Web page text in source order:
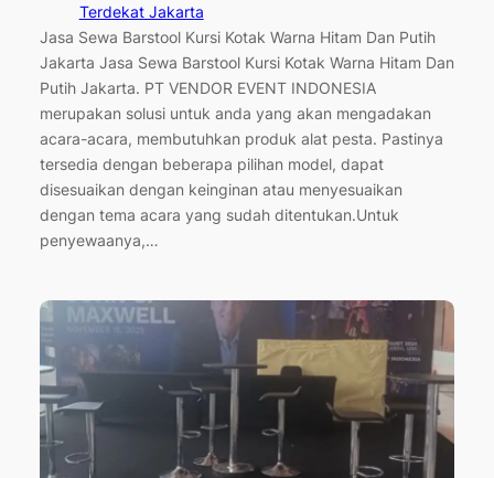
Terdekat Jakarta
Jasa Sewa Barstool Kursi Kotak Warna Hitam Dan Putih
Jakarta Jasa Sewa Barstool Kursi Kotak Warna Hitam Dan
Putih Jakarta. PT VENDOR EVENT INDONESIA
merupakan solusi untuk anda yang akan mengadakan
acara-acara, membutuhkan produk alat pesta. Pastinya
tersedia dengan beberapa pilihan model, dapat
disesuaikan dengan keinginan atau menyesuaikan
dengan tema acara yang sudah ditentukan.Untuk
penyewaanya,…